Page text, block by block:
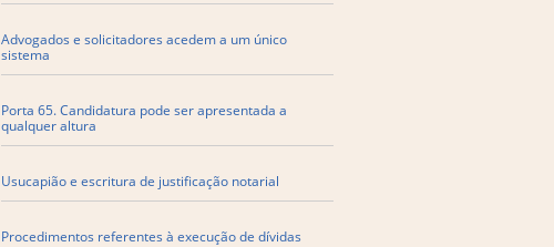
​Advogados e solicitadores acedem a um único
sistema
Porta 65. Candidatura pode ser apresentada a
qualquer altura
Usucapião e escritura de justificação notarial
Procedimentos referentes à execução de dívidas